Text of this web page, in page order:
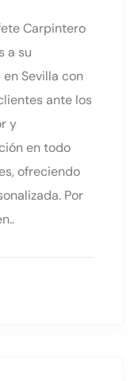
Carpintero
a su
Sevilla con
ante los
y
en todo
ofreciendo
Por